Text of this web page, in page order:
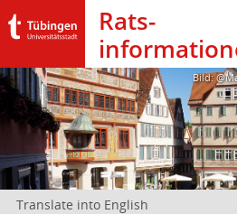
Rats­
Bild:
Translate into English